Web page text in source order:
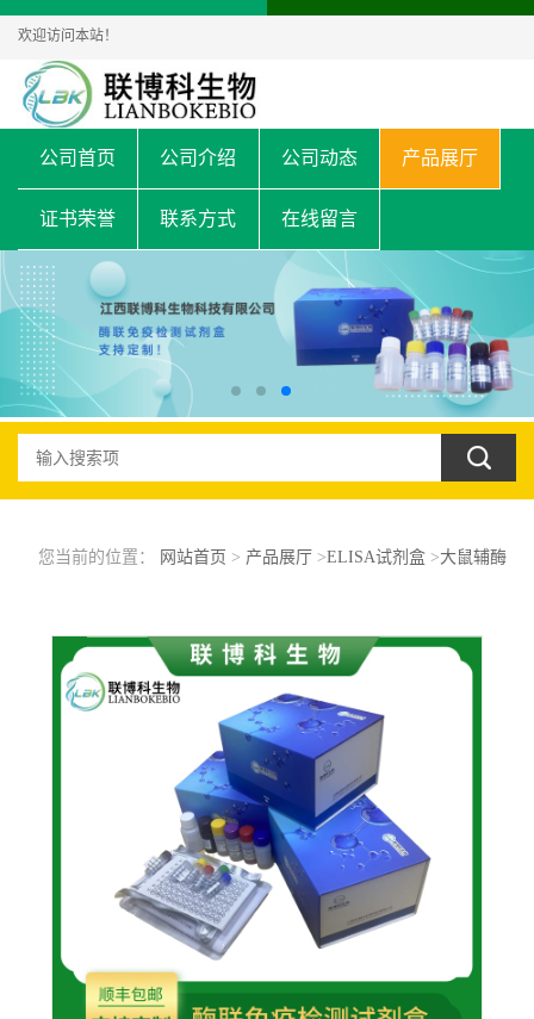
欢迎访问本站！
公司首页 公司介绍 公司动态 产品展厅
证书荣誉 联系方式 在线留言
您当前的位置： 网站首页 > 产品展厅 >ELISA试剂盒>大鼠辅酶